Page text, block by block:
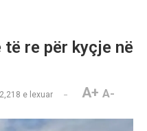
re për kyçje në
2,218 e lexuar A+ A-